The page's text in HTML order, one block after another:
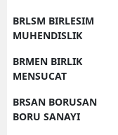
BRLSM BIRLESIM
MUHENDISLIK
BRMEN BIRLIK
MENSUCAT
BRSAN BORUSAN
BORU SANAYI